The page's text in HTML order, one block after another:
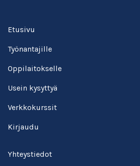
Etusivu
Työnantajille
Oppilaitokselle
Usein kysyttyä
Verkkokurssit
Kirjaudu
Yhteystiedot